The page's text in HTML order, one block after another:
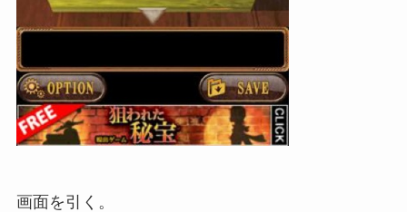
画面を引く。